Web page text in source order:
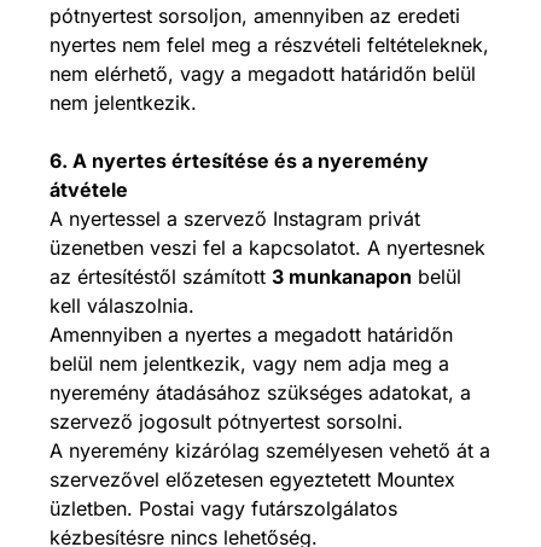
pótnyertest sorsoljon, amennyiben az eredeti
nyertes nem felel meg a részvételi feltételeknek,
nem elérhető, vagy a megadott határidőn belül
nem jelentkezik.
6. A nyertes értesítése és a nyeremény
átvétele
A nyertessel a szervező Instagram privát
üzenetben veszi fel a kapcsolatot. A nyertesnek
az értesítéstől számított 3 munkanapon belül
kell válaszolnia.
Amennyiben a nyertes a megadott határidőn
belül nem jelentkezik, vagy nem adja meg a
nyeremény átadásához szükséges adatokat, a
szervező jogosult pótnyertest sorsolni.
A nyeremény kizárólag személyesen vehető át a
szervezővel előzetesen egyeztetett Mountex
üzletben. Postai vagy futárszolgálatos
kézbesítésre nincs lehetőség.